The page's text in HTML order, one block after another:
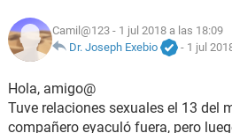
Camil@123 - 1 jul 2018 a las 18:09
Dr. Joseph Exebio
- 1 jul
Hola, amigo@
Tuve relaciones sexuales el 13 del
compañero eyaculó fuera, pero